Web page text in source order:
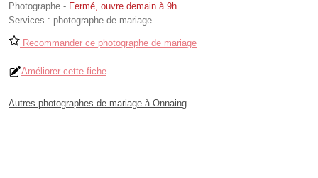
Photographe - Fermé, ouvre demain à 9h
Services : photographe de mariage
Recommander ce photographe de mariage
Améliorer cette fiche
Autres photographes de mariage à Onnaing